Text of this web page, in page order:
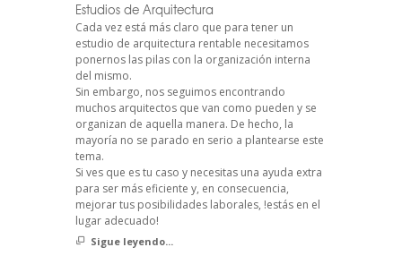
Estudios de Arquitectura
Cada vez está más claro que para tener un
estudio de arquitectura rentable necesitamos
ponernos las pilas con la organización interna
del mismo.
Sin embargo, nos seguimos encontrando
muchos arquitectos que van como pueden y se
organizan de aquella manera. De hecho, la
mayoría no se parado en serio a plantearse este
tema.
Si ves que es tu caso y necesitas una ayuda extra
para ser más eficiente y, en consecuencia,
mejorar tus posibilidades laborales, !estás en el
lugar adecuado!
Sigue leyendo...